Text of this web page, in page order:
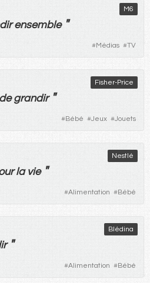
M6
ensemble "
#Médias #TV
Fisher-Price
de grandir "
#Bébé #Jeux #Jouets
Nestlé
la vie "
#Alimentation #Bébé
Blédina
"
#Alimentation #Bébé